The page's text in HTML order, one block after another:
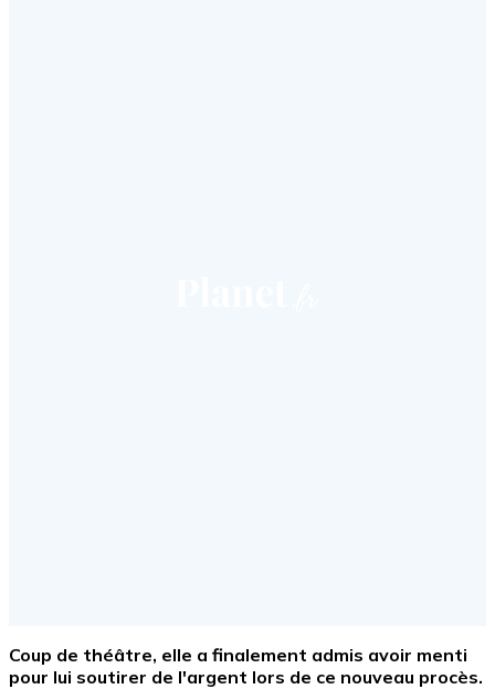
Coup de théâtre, elle a finalement admis avoir menti
pour lui soutirer de l'argent lors de ce nouveau procès.